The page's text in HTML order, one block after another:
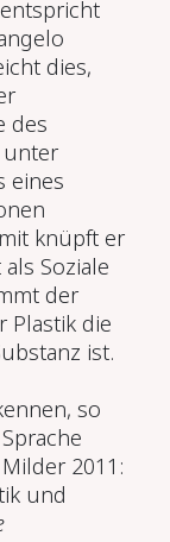
dies,
des
eines
knüpft er
Soziale
der
Plastik die
ist.
so
2011:
und